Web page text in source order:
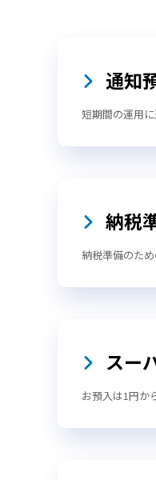
通知
短期間の運用に
納税
納税準備のため
スー
お預入は1円か